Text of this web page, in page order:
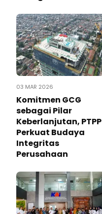
03 MAR 2026
Komitmen GCG
sebagai Pilar
Keberlanjutan, PTPP
Perkuat Budaya
Integritas
Perusahaan